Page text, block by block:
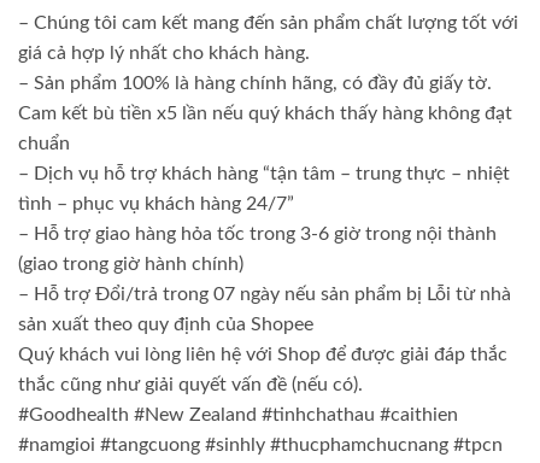
– Chúng tôi cam kết mang đến sản phẩm chất lượng tốt với
giá cả hợp lý nhất cho khách hàng.
– Sản phẩm 100% là hàng chính hãng, có đầy đủ giấy tờ.
Cam kết bù tiền x5 lần nếu quý khách thấy hàng không đạt
chuẩn
– Dịch vụ hỗ trợ khách hàng “tận tâm – trung thực – nhiệt
tình – phục vụ khách hàng 24/7”
– Hỗ trợ giao hàng hỏa tốc trong 3-6 giờ trong nội thành
(giao trong giờ hành chính)
– Hỗ trợ Đổi/trả trong 07 ngày nếu sản phẩm bị Lỗi từ nhà
sản xuất theo quy định của Shopee
Quý khách vui lòng liên hệ với Shop để được giải đáp thắc
thắc cũng như giải quyết vấn đề (nếu có).
#Goodhealth #New Zealand #tinhchathau #caithien
#namgioi #tangcuong #sinhly #thucphamchucnang #tpcn